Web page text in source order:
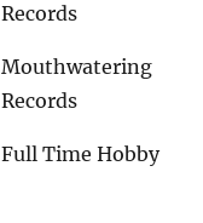
Records
Mouthwatering
Records
Full Time Hobby